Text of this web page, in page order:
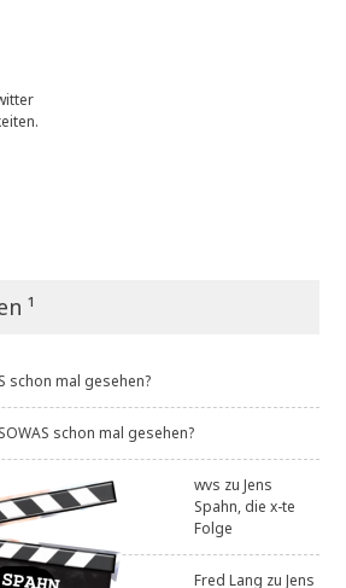
¹
schon mal gesehen?
schon mal gesehen?
wvs zuJens
Spahn, die x-te
Folge
Fred Lang zuJens